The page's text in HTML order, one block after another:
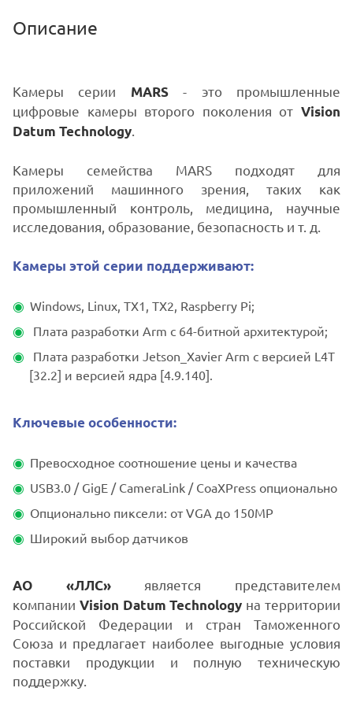
Описание
Камеры серии MARS- это промышленные
цифровые камеры второго поколения от Vision
Datum Technology
Камеры семейства MARS подходят для
приложений машинного зрения, таких как
промышленный контроль, медицина, научные
исследования, образование, безопасность и т. д.
Камеры этой серии поддерживают:
Windows, Linux, TX1, TX2, Raspberry Pi;
Плата разработки Arm с 64-битной архитектурой;
Плата разработки Jetson_Xavier Arm с версией L4T
[32.2] и версией ядра [4.9.140].
Ключевые особенности:
Превосходное соотношение цены и качества
USB3.0 / GigE / CameraLink / CoaXPress опционально
Опционально пиксели: от VGA до 150MP
Широкий выбор датчиков
АО «ЛЛС»является представителем
компании Vision Datum Technology на территории
Российской Федерации и стран Таможенного
Союза и предлагает наиболее выгодные условия
поставки продукции и полную техническую
поддержку.